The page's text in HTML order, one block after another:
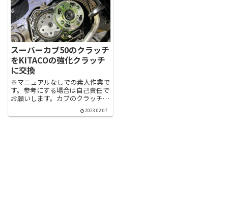
スーパーカブ50のクラッチ
をKITACOの強化クラッチ
に交換
※マニュアルなしでの素人作業で
す。参考にする場合は自己責任で
お願いします。カブのクラッチを
交換していきます。そこまで距離
は走っていないと思いますが、知
2023.02.07